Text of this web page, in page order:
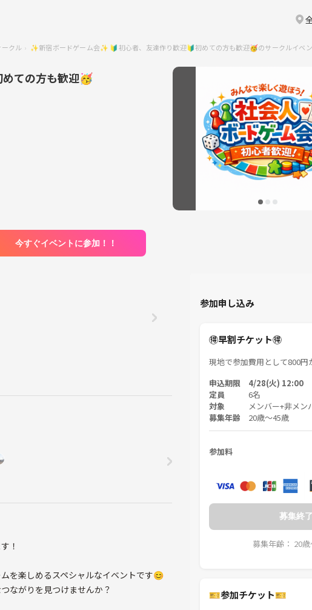
クル ✨新宿ボードゲーム会✨ 🔰初心者、友達作り歓迎🔰初めての方も歓迎🥳のサークルイベ
ての方も歓迎🥳
今すぐイベントに参加！！
！
を楽しめるスペシャルなイベントです😊
ながりを見つけませんか？
参加申し込み
🉐早割チケット🉐
現地で参加費用として800円
申込期限 4/28(火) 12:00
定員 6名
対象 メンバー+非メン
募集年齢 20歳〜45歳
参加料
募集終了
募集年齢： 20
🎫参加チケット🎫